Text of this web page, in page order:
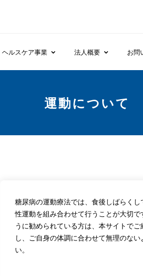
ヘルスケア事業 法人概要 お問
運動について
糖尿病の運動療法では、食後しばらく
性運動を組み合わせて行うことが大切
うに勧められている方は、本サイトで
し、ご自身の体調に合わせて無理のな
い。